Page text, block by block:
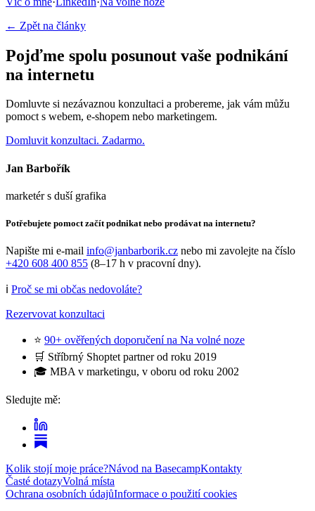
← Zpět na články
Pojďme spolu posunout vaše podnikání
na internetu
Domluvte si nezávaznou konzultaci a probereme, jak vám můžu
pomoct s webem, e-shopem nebo marketingem.
Domluvit konzultaci. Zadarmo.
Jan Barbořík
marketér s duší grafika
Potřebujete pomoct začít podnikat nebo prodávat na internetu?
Napište mi e-mail info@janbarborik.cz nebo mi zavolejte na číslo
+420 608 400 855 (8–17 h v pracovní dny).
ℹ️ Proč se mi občas nedovoláte?
Rezervovat konzultaci
⭐ 90+ ověřených doporučení na Na volné noze
🛒 Stříbrný Shoptet partner od roku 2019
🎓 MBA v marketingu, v oboru od roku 2002
Sledujte mě:
Kolik stojí moje práce?Návod na BasecampKontakty
Časté dotazyVolná místa
Ochrana osobních údajůInformace o použití cookies